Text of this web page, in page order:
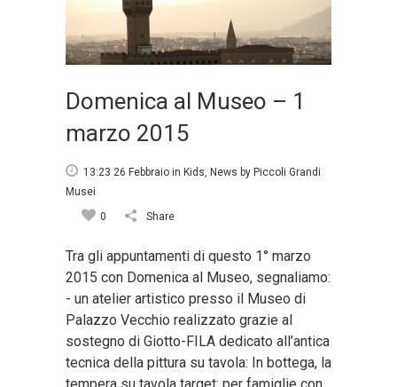
Domenica al Museo – 1
marzo 2015
13:23 26 Febbraio in Kids, News by Piccoli Grandi
Musei
0
Share
Tra gli appuntamenti di questo 1° marzo
2015 con Domenica al Museo, segnaliamo:
- un atelier artistico presso il Museo di
Palazzo Vecchio realizzato grazie al
sostegno di Giotto-FILA dedicato all’antica
tecnica della pittura su tavola: In bottega, la